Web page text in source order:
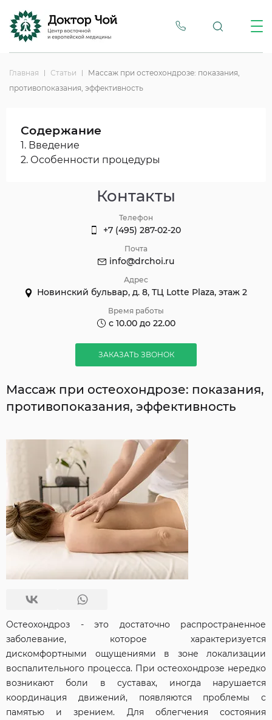
Главная Статьи
Массаж при остеохондрозе: показания,
противопоказания, эффективность
Содержание
1. Введение
2. Особенности процедуры
Контакты
Телефон
+7 (495) 287-02-20
Почта
info@drchoi.ru
Адрес
Новинский бульвар, д. 8, ТЦ Lotte Plaza, этаж 2
Время работы
с 10.00 до 22.00
ЗАКАЗАТЬ ЗВОНОК
Массаж при остеохондрозе: показания,
противопоказания, эффективность
Остеохондроз - это достаточно распространенное
заболевание, которое характеризуется
дискомфортными ощущениями в зоне локализации
воспалительного процесса. При остеохондрозе нередко
возникают боли в суставах, иногда нарушается
координация движений, появляются проблемы с
памятью и зрением. Для облегчения состояния